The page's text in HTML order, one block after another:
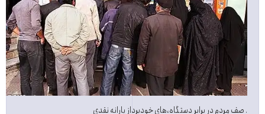
. صف مردم در برابر دستگاه،های خودپرداز یارانه نقدی